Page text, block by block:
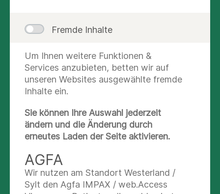
Route planen
Abteilungsübersicht
Route planen
Route planen
Termin vereinbaren
ist es heute eine moderne Klinik, die ihren
Behandlung bietet. Mit 5 Fachabteilungen ist das
Fachkrankenhausam Asklepios Klinikum Bad
Abbach eine weit über die Region hinaus
bekannte Anlaufstelle.
Fremde Inhalte
Um Ihnen weitere Funktionen &
Services anzubieten, betten wir auf
unseren Websites ausgewählte fremde
Inhalte ein.
Sie können Ihre Auswahl jederzeit
ändern und die Änderung durch
erneutes Laden der Seite aktivieren.
AGFA
Wir nutzen am Standort Westerland /
Sylt den Agfa IMPAX / web.Access